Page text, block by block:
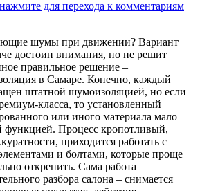
шумы при движении? Вариант
достоин внимания, но не решит
правильное решение –
в Самаре. Конечно, каждый
штатной шумоизоляцией, но если
класса, то установленный
или иного материала мало
функцией. Процесс кропотливый,
приходится работать с
и болтами, которые проще
открепить. Сама работа
разбора салона – снимается